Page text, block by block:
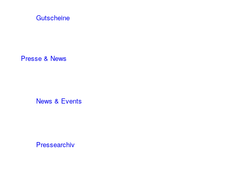
Gutscheine
Presse & News
News & Events
Pressearchiv